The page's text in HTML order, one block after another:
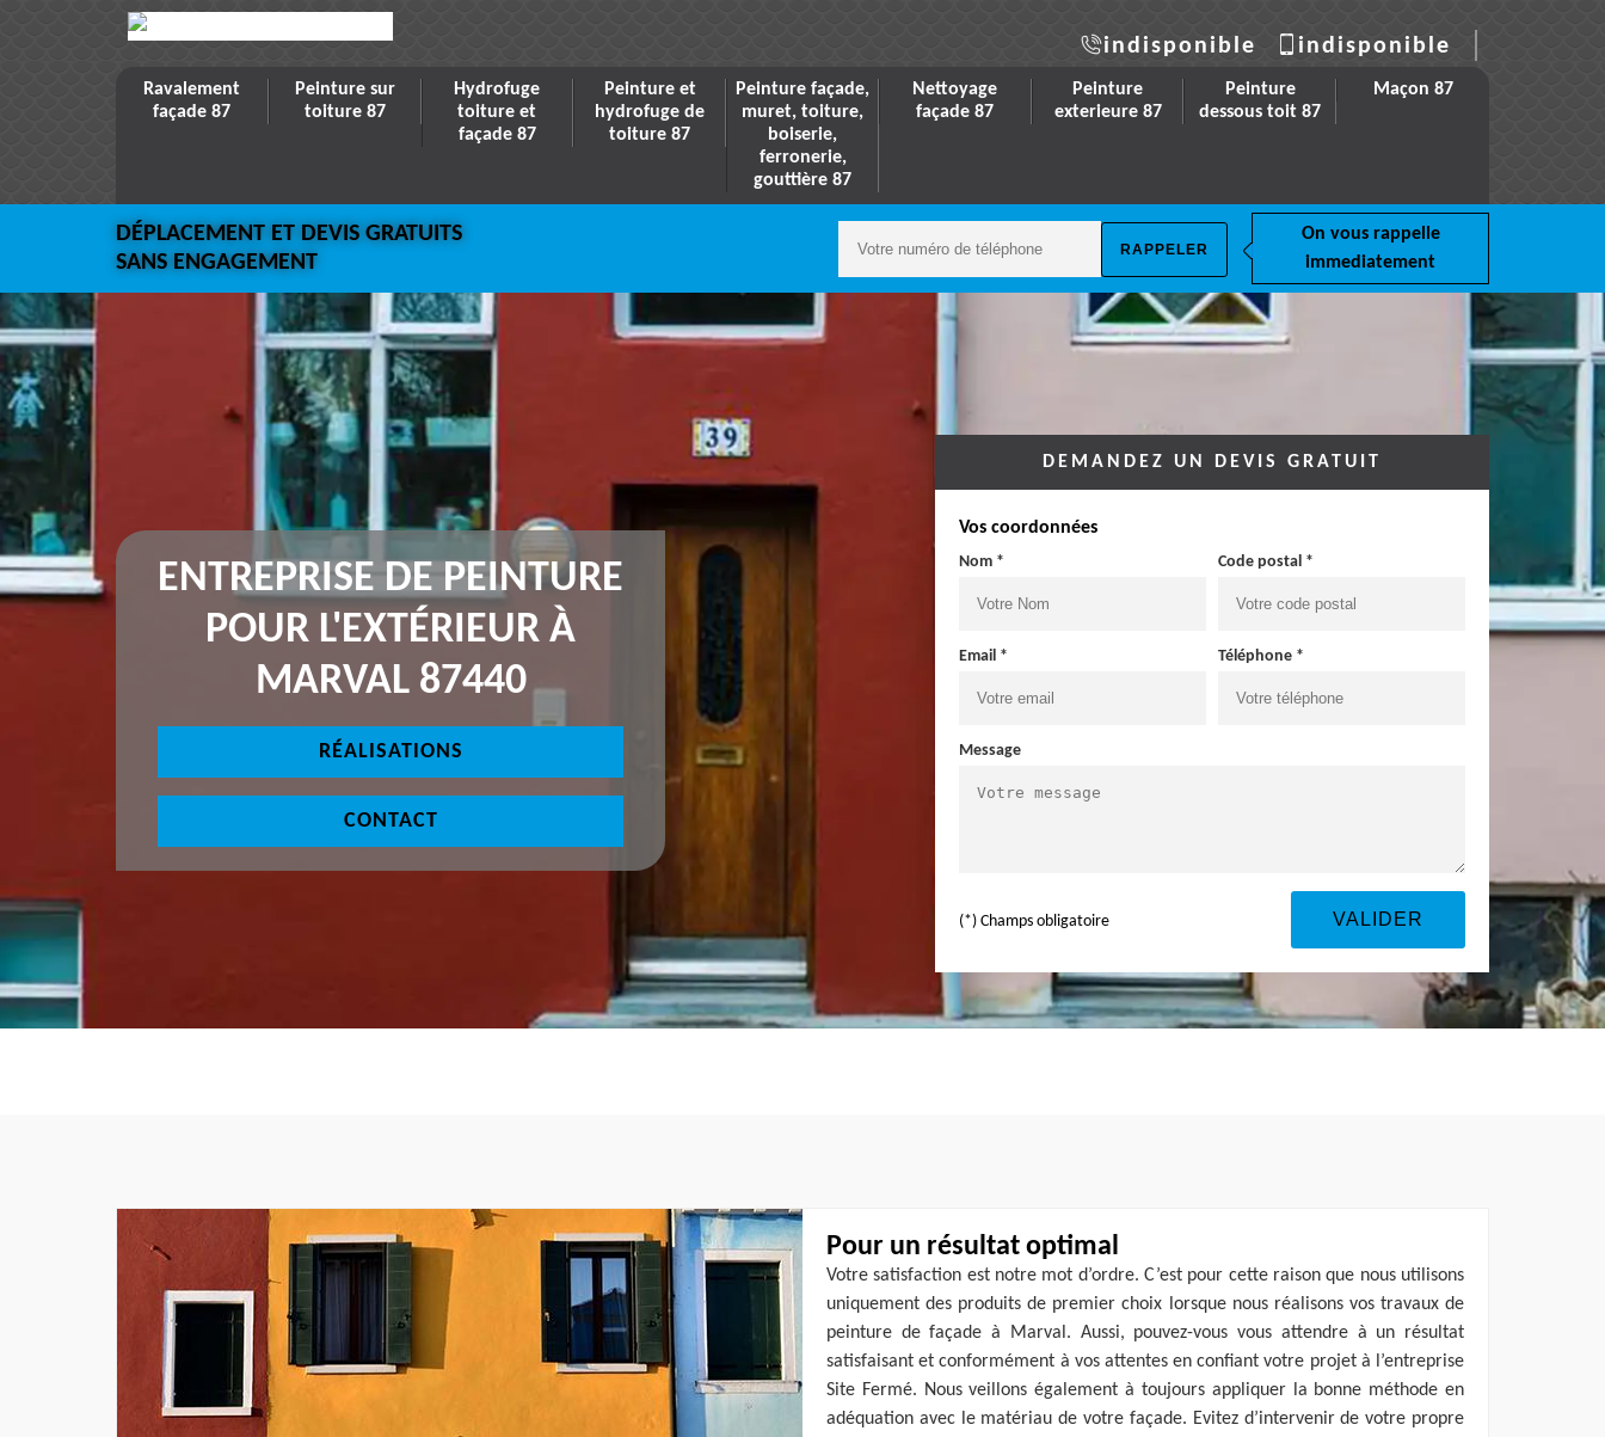
indisponible indisponible
Ravalement
façade 87
Peinture sur
toiture 87
Hydrofuge
toiture et
façade 87
Peinture et
hydrofuge de
toiture 87
Peinture façade,
muret, toiture,
boiserie,
ferronerie,
gouttière 87
Nettoyage
façade 87
Peinture
exterieure 87
Peinture
dessous toit 87
Maçon 87
DÉPLACEMENT ET DEVIS GRATUITS
SANS ENGAGEMENT
On vous rappelle
immediatement
ENTREPRISE DE PEINTURE
POUR L'EXTÉRIEUR À
MARVAL 87440
RÉALISATIONS
CONTACT
DEMANDEZ UN DEVIS GRATUIT
Vos coordonnées
Nom * Code postal *
Email * Téléphone *
Message
(*) Champs obligatoire
Pour un résultat optimal
Votre satisfaction est notre mot d’ordre. C’est pour cette raison que nous utilisons
uniquement des produits de premier choix lorsque nous réalisons vos travaux de
peinture de façade à Marval. Aussi, pouvez-vous vous attendre à un résultat
satisfaisant et conformément à vos attentes en confiant votre projet à l’entreprise
Site Fermé. Nous veillons également à toujours appliquer la bonne méthode en
adéquation avec le matériau de votre façade. Evitez d’intervenir de votre propre